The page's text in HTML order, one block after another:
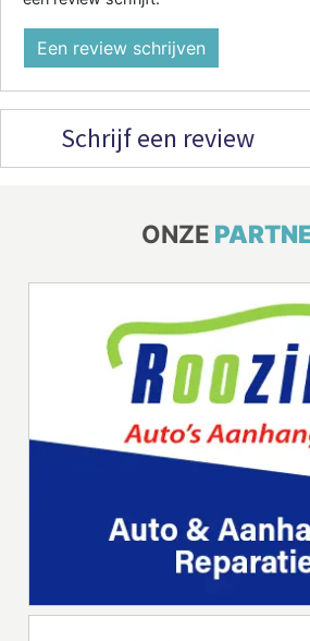
Een review schrijven
Schrijf een review
ONZE